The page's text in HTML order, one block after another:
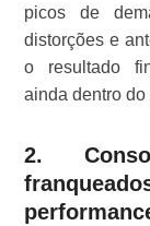
picos de
distorções e
o resultado
ainda dentro do
2.